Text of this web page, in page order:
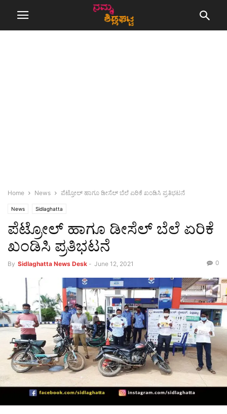
Home News ಪೆಟ್ರೋಲ್ ಹಾಗೂ ಡೀಸೆಲ್ ಬೆಲೆ ಏರಿಕೆ ಖಂಡಿಸಿ ಪ್ರತಿಭಟನೆ
News Sidlaghatta
ಪೆಟ್ರೋಲ್ ಹಾಗೂ ಡೀಸೆಲ್ ಬೆಲೆ ಏರಿಕೆ
ಖಂಡಿಸಿ ಪ್ರತಿಭಟನೆ
By Sidlaghatta News Desk - June 12, 2021 0